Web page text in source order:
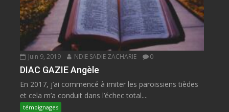
Juin 9, 2019 NDIE SADIE ZACHARIE 0
DIAC GAZIE Angèle
En 2017, j’ai commencé à imiter les paroissiens tièdes
et cela m’a conduit dans l’échec total....
témoignages